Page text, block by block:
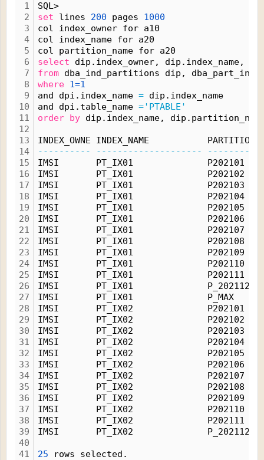
1
2
3
4
5
6
7
8
9
10
11
12
13
14
15
16
17
18
19
20
21
22
23
24
25
26
27
28
29
30
31
32
33
34
35
36
37
38
39
40
41
SQL>
set lines 200 pages 1000
col index_owner for a10
col index_name for a20
col partition_name for a20
select dip.index_owner, dip.index_name,
from dba_ind_partitions dip,
where 1=1
and dpi.index_name = dip.index_name
and dpi.table_name ='PTABLE'
order by dip.index_name,
INDEX_OWNE INDEX_NAME
----------
--------------------
IMSI       PT_IX01              P202101
IMSI       PT_IX01              P202102
IMSI       PT_IX01              P202103
IMSI       PT_IX01              P202104
IMSI       PT_IX01              P202105
IMSI       PT_IX01              P202106
IMSI       PT_IX01              P202107
IMSI       PT_IX01              P202108
IMSI       PT_IX01              P202109
IMSI       PT_IX01              P202110
IMSI       PT_IX01              P202111
IMSI       PT_IX01              P_202112
IMSI       PT_IX01              P_MAX
IMSI       PT_IX02              P202101
IMSI       PT_IX02              P202102
IMSI       PT_IX02              P202103
IMSI       PT_IX02              P202104
IMSI       PT_IX02              P202105
IMSI       PT_IX02              P202106
IMSI       PT_IX02              P202107
IMSI       PT_IX02              P202108
IMSI       PT_IX02              P202109
IMSI       PT_IX02              P202110
IMSI       PT_IX02              P202111
IMSI       PT_IX02              P_202112
25 rows selected.